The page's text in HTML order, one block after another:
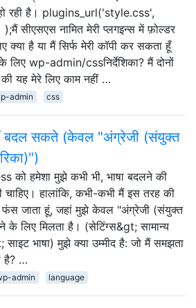
रही है। plugins_url('style.css',
);मैं सीएसएस नामित मेरी प्लगइन्स में फ़ोल्डर
क्या है या मैं सिर्फ मेरी कॉपी कर सकता हूँ
लिए wp-admin/cssनिर्देशिका? मैं दोनों
यह मेरे लिए काम नहीं …
admin css
बदल सकते (केवल "अंग्रेजी (संयुक्त
को हमेशा मुझे कभी भी, भाषा बदलने की
चाहिए। हालांकि, कभी-कभी मैं इस तरह की
फंस जाता हूं, जहां मुझे केवल "अंग्रेजी (संयुक्त
के लिए मिलता है। (सेटिंग्स&gt; सामान्य
साइट भाषा) मुझे क्या उम्मीद है: जो मैं समझता
है? …
admin language